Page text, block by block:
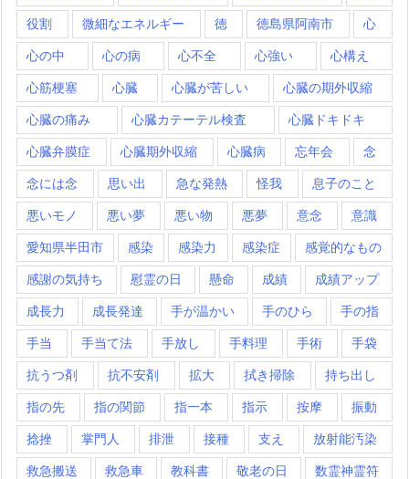
役割 微細なエネルギー 徳 徳島県阿南市 心
心の中 心の病 心不全 心強い 心構え
心筋梗塞 心臓 心臓が苦しい 心臓の期外収縮
心臓の痛み 心臓カテーテル検査 心臓ドキドキ
心臓弁膜症 心臓期外収縮 心臓病 忘年会 念
念には念 思い出 急な発熱 怪我 息子のこと
悪いモノ 悪い夢 悪い物 悪夢 意念 意識
愛知県半田市 感染 感染力 感染症 感覚的なもの
感謝の気持ち 慰霊の日 懸命 成績 成績アップ
成長力 成長発達 手が温かい 手のひら 手の指
手当 手当て法 手放し 手料理 手術 手袋
抗うつ剤 抗不安剤 拡大 拭き掃除 持ち出し
指の先 指の関節 指一本 指示 按摩 振動
捻挫 掌門人 排泄 接種 支え 放射能汚染
救急搬送 救急車 教科書 敬老の日 数霊神霊符